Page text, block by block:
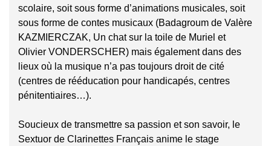
scolaire, soit sous forme d’animations musicales, soit
sous forme de contes musicaux (Badagroum de Valère
KAZMIERCZAK, Un chat sur la toile de Muriel et
Olivier VONDERSCHER) mais également dans des
lieux où la musique n’a pas toujours droit de cité
(centres de rééducation pour handicapés, centres
pénitentiaires…).
Soucieux de transmettre sa passion et son savoir, le
Sextuor de Clarinettes Français anime le stage